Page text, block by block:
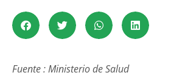
Fuente : Ministerio de Salud